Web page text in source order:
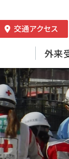
交通アクセス
外来